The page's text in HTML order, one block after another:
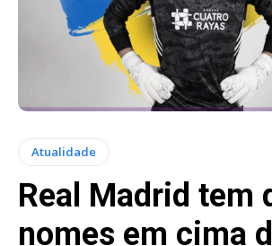
Atualidade
Real Madrid tem
nomes em cima